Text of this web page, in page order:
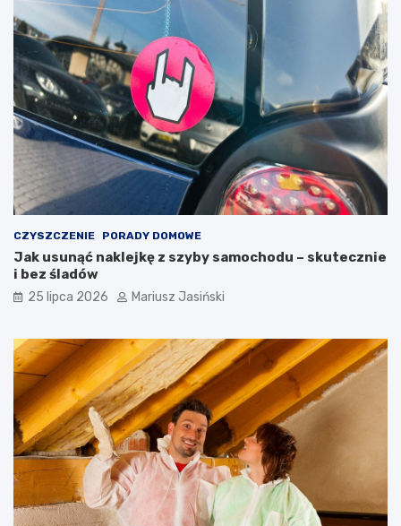
CZYSZCZENIE PORADY DOMOWE
Jak usunąć naklejkę z szyby samochodu – skutecznie
i bez śladów
25 lipca 2026 Mariusz Jasiński